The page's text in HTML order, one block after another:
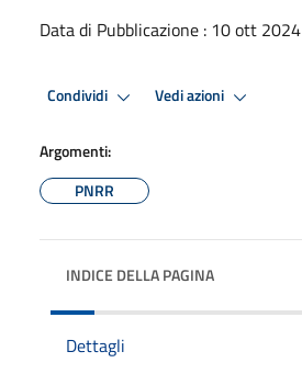
Data di Pubblicazione : 10 ott 2024
Condividi Vedi azioni
Argomenti:
PNRR
INDICE DELLA PAGINA
Dettagli